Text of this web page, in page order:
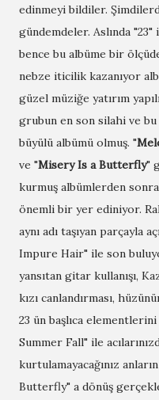
edinmeyi bildiler.
gündemdeler. Aslında
bence bu albüme bir
nebze iticilik kazanıyor
güzel müziğe yatırım
grubun en son silahi ve bu
büyülü albümü olmuş. "
ve "Misery Is a Butterfly"
kurmuş albümlerden
önemli bir yer ediniyor.
aynı adı taşıyan parçayla
Impure Hair" ile son
yansıtan gitar kullanışı,
kızı canlandırması,
23 ün başlıca
Summer Fall" ile
kurtulamayacağınız
Butterfly" a dönüş